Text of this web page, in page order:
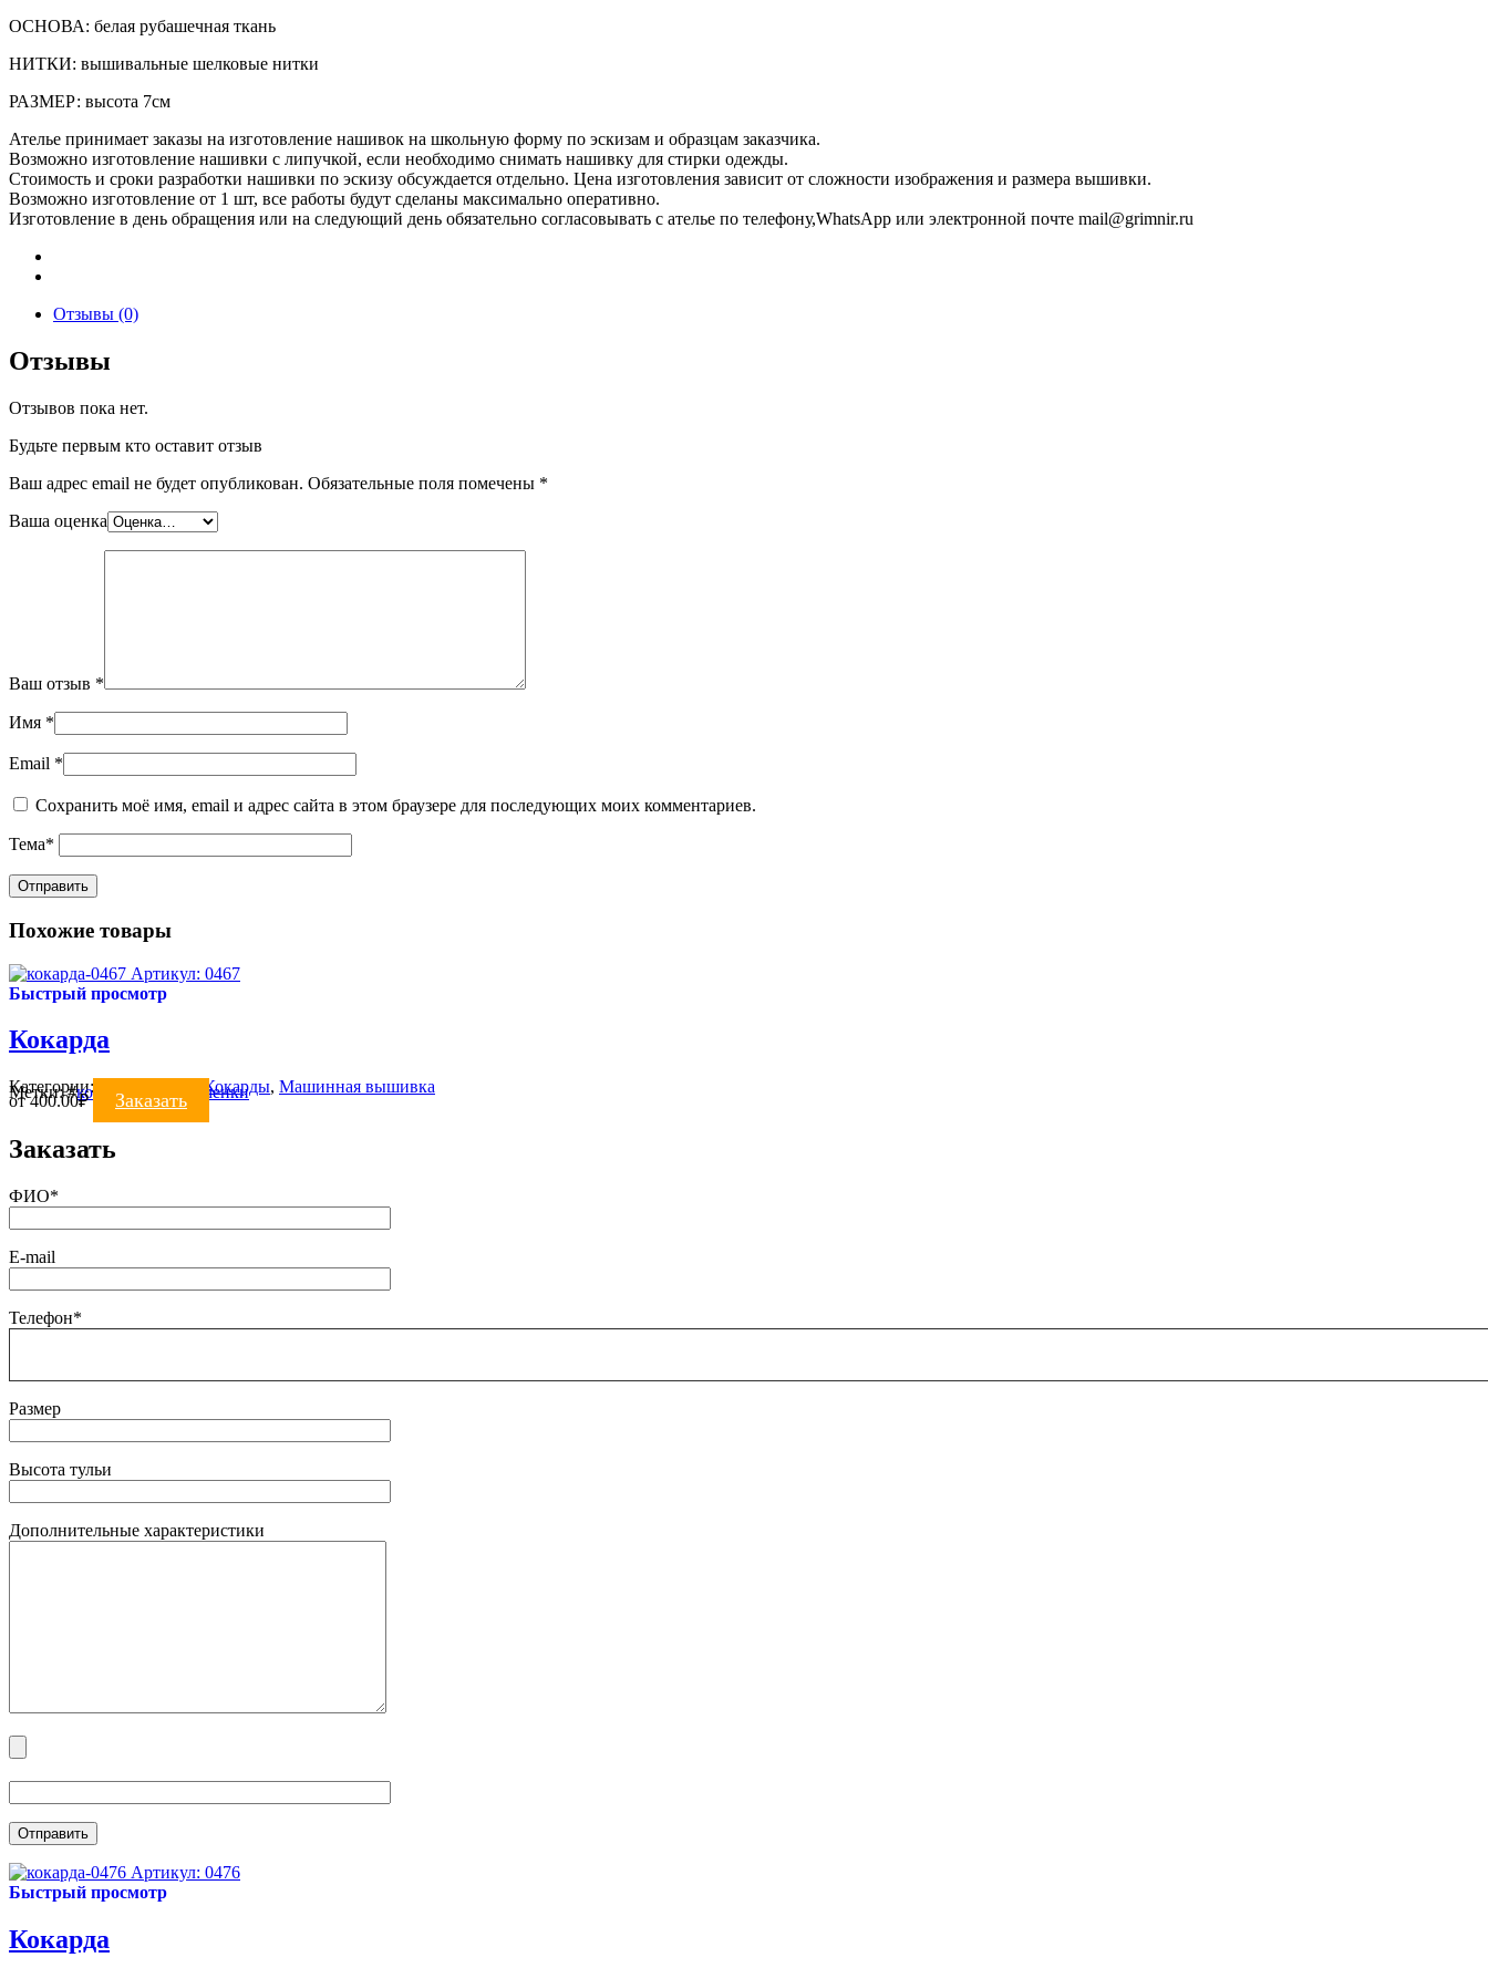
ОСНОВА: белая рубашечная ткань
НИТКИ: вышивальные шелковые нитки
РАЗМЕР: высота 7см
Ателье принимает заказы на изготовление нашивок на школьную форму по эскизам и образцам заказчика.
Возможно изготовление нашивки с липучкой, если необходимо снимать нашивку для стирки одежды.
Стоимость и сроки разработки нашивки по эскизу обсуждается отдельно. Цена изготовления зависит от сложности изображения и размера вышивки.
Возможно изготовление от 1 шт, все работы будут сделаны максимально оперативно.
Изготовление в день обращения или на следующий день обязательно согласовывать с ателье по телефону,WhatsApp или электронной почте mail@grimnir.ru
Отзывы (0)
Отзывы
Отзывов пока нет.
Будьте первым кто оставит отзыв
Ваш адрес email не будет опубликован. Обязательные поля помечены *
Ваша оценка
Ваш отзыв *
Имя *
Email *
Сохранить моё имя, email и адрес сайта в этом браузере для последующих моих комментариев.
Тема*
Похожие товары
Артикул: 0467
Быстрый просмотр
Кокарда
Категории: Кокарды, Машинная вышивка
Метки:#кокарда для яхтсменки
от400.00₽ Заказать
Заказать
ФИО*
E-mail
Телефон*
Размер
Высота тульи
Дополнительные характеристики
Артикул: 0476
Быстрый просмотр
Кокарда